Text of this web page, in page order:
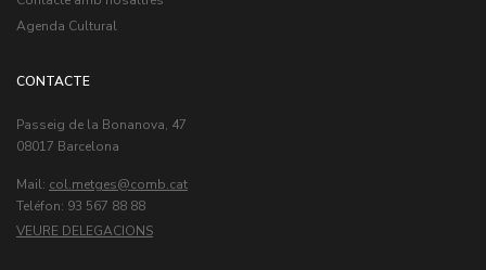
Agenda Cultural
CONTACTE
Passeig de la Bonanova, 47
08017 Barcelona
Mail: col.metges
Teléfon: 93 567 88 88
VEURE DELEGACIONS